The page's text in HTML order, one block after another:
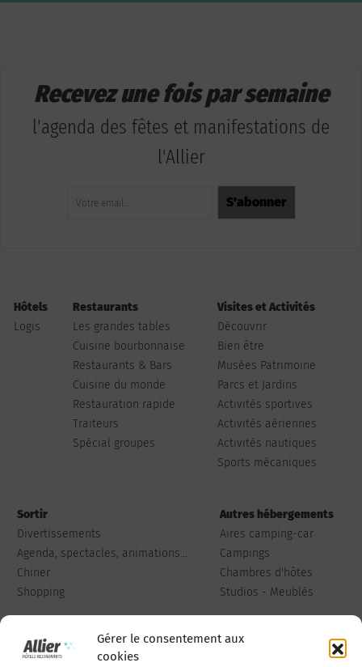
Gérer le consentement aux
cookies
Recevez une fois par semaine
l'agenda des fêtes et manifestations de
l'Allier
Hôtels
Logis
Restaurants
Les grandes tables
Cuisine bourbonnaise
Restaurants & Bars
Cuisine du monde
Restauration rapide
Traiteurs
Spécial groupes
Visites et Activités
Découvrir
Bien être
Musées Patrimoine
Parcs et Jardins
Activités sportives
Activités aériennes
Activités nautiques
Sports mécaniques
Sortir
Divertissements
Agenda, spectacles, animations...
Chiner
Shopping
Autres hébergements
Aires camping-car
Campings
Chambres d'hôtes
Studios - Meublés